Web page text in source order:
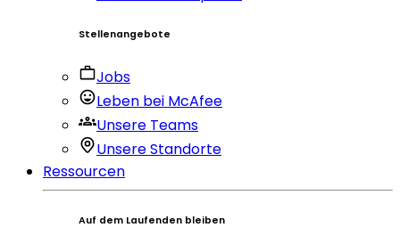
Stellenangebote
Jobs
Leben bei McAfee
Unsere Teams
Unsere Standorte
Ressourcen
Auf dem Laufenden bleiben